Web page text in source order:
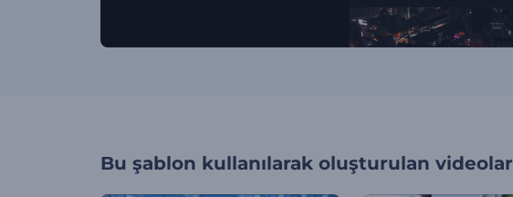
Bu şablon kullanılarak oluşturulan videolar